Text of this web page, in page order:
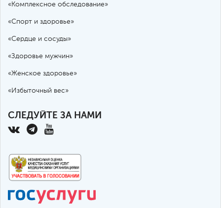
«Комплексное обследование»
«Спорт и здоровье»
«Сердце и сосуды»
«Здоровье мужчин»
«Женское здоровье»
«Избыточный вес»
СЛЕДУЙТЕ ЗА НАМИ